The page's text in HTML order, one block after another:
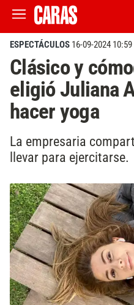
ESPECTÁCULOS 16-09-2024 10:59
Clásico y
eligió Juliana
hacer yoga
La empresaria
llevar para ejercitarse.